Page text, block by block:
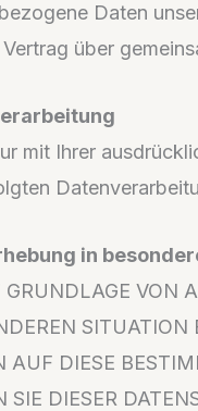
Daten
über
mit Ihrer
in
VON
DIESE
DIESER